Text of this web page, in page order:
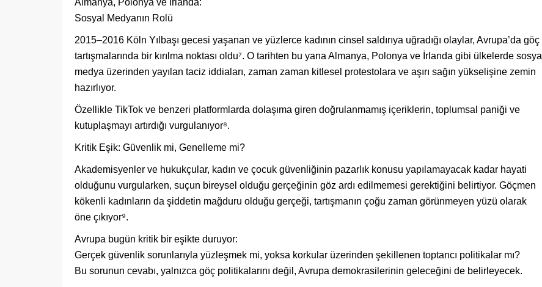
Almanya, Polonya ve İrlanda:
Sosyal Medyanın Rolü
2015–2016 Köln Yılbaşı gecesi yaşanan ve yüzlerce kadının cinsel saldırıya uğradığı olaylar, Avrupa’da göç
tartışmalarında bir kırılma noktası oldu⁷. O tarihten bu yana Almanya, Polonya ve İrlanda gibi ülkelerde sosyal
medya üzerinden yayılan taciz iddiaları, zaman zaman kitlesel protestolara ve aşırı sağın yükselişine zemin
hazırlıyor.
Özellikle TikTok ve benzeri platformlarda dolaşıma giren doğrulanmamış içeriklerin, toplumsal paniği ve
kutuplaşmayı artırdığı vurgulanıyor⁸.
Kritik Eşik: Güvenlik mi, Genelleme mi?
Akademisyenler ve hukukçular, kadın ve çocuk güvenliğinin pazarlık konusu yapılamayacak kadar hayati
olduğunu vurgularken, suçun bireysel olduğu gerçeğinin göz ardı edilmemesi gerektiğini belirtiyor. Göçmen
kökenli kadınların da şiddetin mağduru olduğu gerçeği, tartışmanın çoğu zaman görünmeyen yüzü olarak
öne çıkıyor⁹.
Avrupa bugün kritik bir eşikte duruyor:
Gerçek güvenlik sorunlarıyla yüzleşmek mi, yoksa korkular üzerinden şekillenen toptancı politikalar mı?
Bu sorunun cevabı, yalnızca göç politikalarını değil, Avrupa demokrasilerinin geleceğini de belirleyecek.